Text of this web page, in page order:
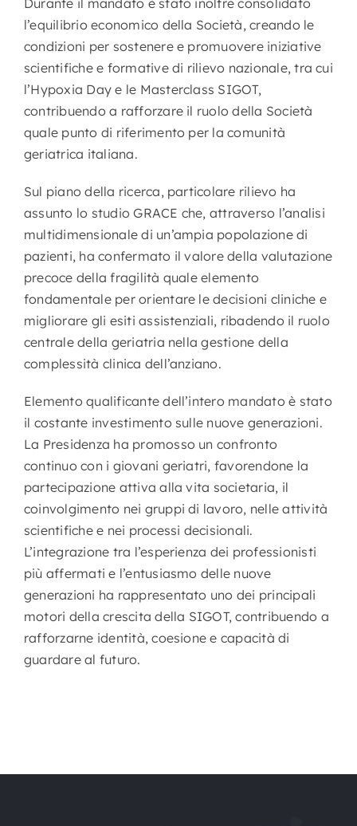
Durante il mandato è stato inoltre consolidato
l’equilibrio economico della Società, creando le
condizioni per sostenere e promuovere iniziative
scientifiche e formative di rilievo nazionale, tra cui
l’Hypoxia Day e le Masterclass SIGOT,
contribuendo a rafforzare il ruolo della Società
quale punto di riferimento per la comunità
geriatrica italiana.
Sul piano della ricerca, particolare rilievo ha
assunto lo studio GRACE che, attraverso l’analisi
multidimensionale di un’ampia popolazione di
pazienti, ha confermato il valore della valutazione
precoce della fragilità quale elemento
fondamentale per orientare le decisioni cliniche e
migliorare gli esiti assistenziali, ribadendo il ruolo
centrale della geriatria nella gestione della
complessità clinica dell’anziano.
Elemento qualificante dell’intero mandato è stato
il costante investimento sulle nuove generazioni.
La Presidenza ha promosso un confronto
continuo con i giovani geriatri, favorendone la
partecipazione attiva alla vita societaria, il
coinvolgimento nei gruppi di lavoro, nelle attività
scientifiche e nei processi decisionali.
L’integrazione tra l’esperienza dei professionisti
più affermati e l’entusiasmo delle nuove
generazioni ha rappresentato uno dei principali
motori della crescita della SIGOT, contribuendo a
rafforzarne identità, coesione e capacità di
guardare al futuro.